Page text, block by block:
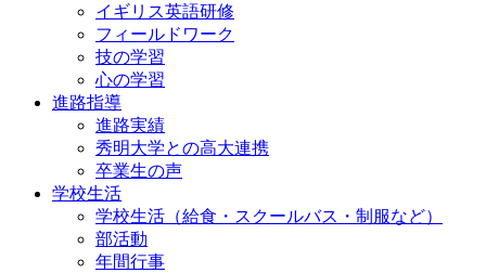
イギリス英語研修
フィールドワーク
技の学習
心の学習
進路指導
進路実績
秀明大学との高大連携
卒業生の声
学校生活
学校生活（給食・スクールバス・制服など）
部活動
年間行事